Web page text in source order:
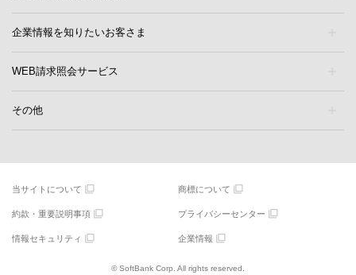
企業情報を知りたいお客さま
WEB請求照会サービス
その他
当サイトについて 商標について
約款・重要説明事項 プライバシーセンター
情報セキュリティ 企業情報
© SoftBank Corp. All rights reserved.